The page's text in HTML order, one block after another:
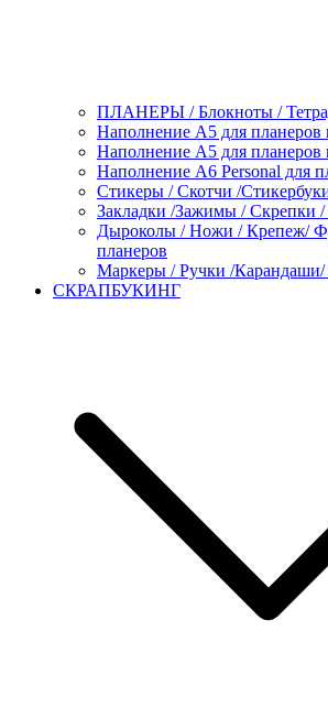
ПЛАНЕРЫ / Блокноты /
Наполнение А5 для планеров
Наполнение А5 для планеров
Наполнение А6 Personal для
Стикеры / Скотчи /
Закладки /Зажимы / Скрепки /
Дыроколы / Ножи / Крепеж/
планеров
Маркеры / Ручки /Карандаши/
СКРАПБУКИНГ